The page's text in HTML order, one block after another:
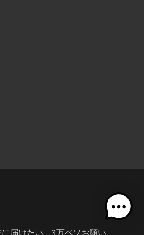
届けたい。3万ペソお願い」